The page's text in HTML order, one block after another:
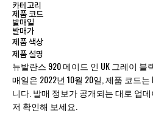
카테고리
제품 코드
발매일
발매가
제품 색상
제품 설명
뉴발란스 920 메이드 인 UK 그레이
매일은 2022년 10월 20일, 제품 코드는
니다. 발매 정보가 공개되는 대로 업
저 확인해 보세요.